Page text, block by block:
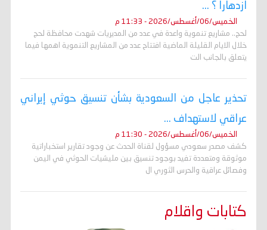
ازدهارا ؟ ...
الخميس/06/أغسطس/2026 - 11:33 م
لحج.. مشاريع تنموية واعدة في عدد من المديريات شهدت محافظة لحج
خلال الايام القليلة الماضية افتتاح عدد من المشاريع التنموية اهمها فيما
يتعلق بالجانب الت
تحذير عاجل من السعودية بشأن تنسيق حوثي إيراني
عراقي لاستهداف ...
الخميس/06/أغسطس/2026 - 11:30 م
كشف مصدر سعودي مسؤول لقناة الحدث عن وجود تقارير استخباراتية
موثوقة ومتعددة تفيد بوجود تنسيق بين مليشيات الحوثي في اليمن
وفصائل عراقية والحرس الثوري ال
كتابات واقلام